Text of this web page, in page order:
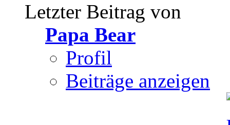
Letzter Beitrag von
Papa Bear
Profil
Beiträge anzeigen